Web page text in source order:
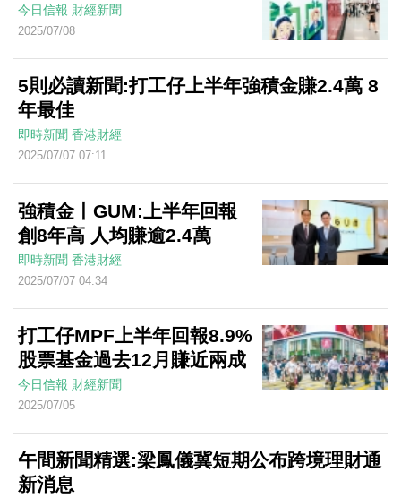
今日信報 財經新聞
2025/07/08
5則必讀新聞:打工仔上半年強積金賺2.4萬 8
年最佳
即時新聞 香港財經
2025/07/07 07:11
強積金丨GUM:上半年回報
創8年高 人均賺逾2.4萬
即時新聞 香港財經
2025/07/07 04:34
打工仔MPF上半年回報8.9%
股票基金過去12月賺近兩成
今日信報 財經新聞
2025/07/05
午間新聞精選:梁鳳儀冀短期公布跨境理財通
新消息